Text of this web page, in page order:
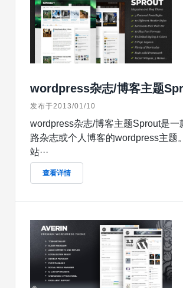
wordpress杂志/博客主题
发布于2013/01/10
wordpress杂志/博客主题Sprout是一
路杂志或个人博客的wordpress主题
站···
查看详情